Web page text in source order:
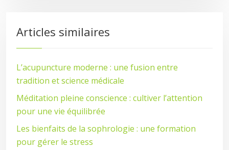
Articles similaires
L’acupuncture moderne : une fusion entre
tradition et science médicale
Méditation pleine conscience : cultiver l’attention
pour une vie équilibrée
Les bienfaits de la sophrologie : une formation
pour gérer le stress